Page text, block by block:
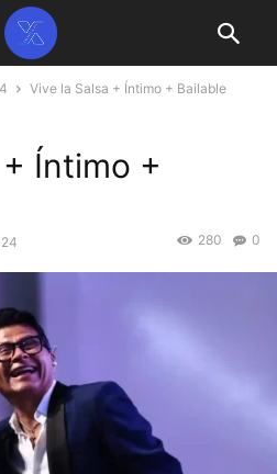
Vive la Salsa + Íntimo + Bailable
Íntimo +
0
280